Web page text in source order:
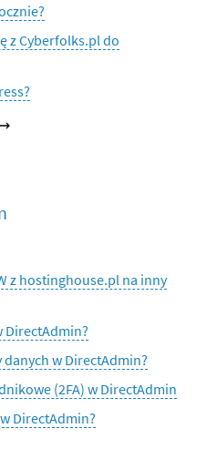
z Cyberfolks.pl do
z hostinghouse.pl na inny
DirectAdmin?
w DirectAdmin?
(2FA) w DirectAdmin
DirectAdmin?